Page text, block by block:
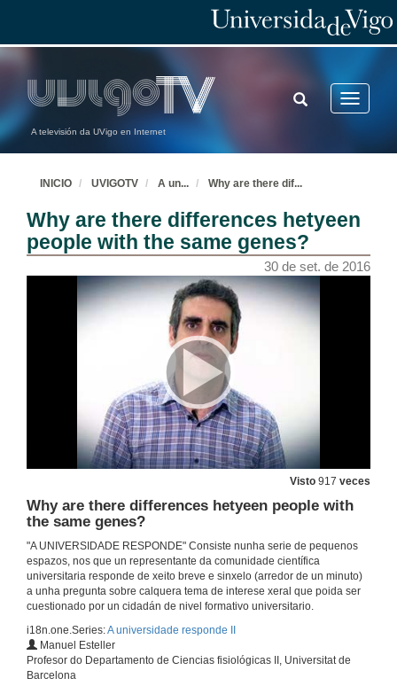
A televisión da UVigo en Internet
Toggle
TOGGLE
SEARCH
INICIO UVIGOTV A un... Why are there dif...
Why are there differences hetyeen
people with the same genes?
30 de set. de 2016
Visto 917 veces
Why are there differences hetyeen people with
the same genes?
"A UNIVERSIDADE RESPONDE" Consiste nunha serie de pequenos
espazos, nos que un representante da comunidade científica
universitaria responde de xeito breve e sinxelo (arredor de un minuto)
a unha pregunta sobre calquera tema de interese xeral que poida ser
cuestionado por un cidadán de nivel formativo universitario.
i18n.one.Series:A universidade responde II
Manuel Esteller
Profesor do Departamento de Ciencias fisiológicas II, Universitat de
Barcelona